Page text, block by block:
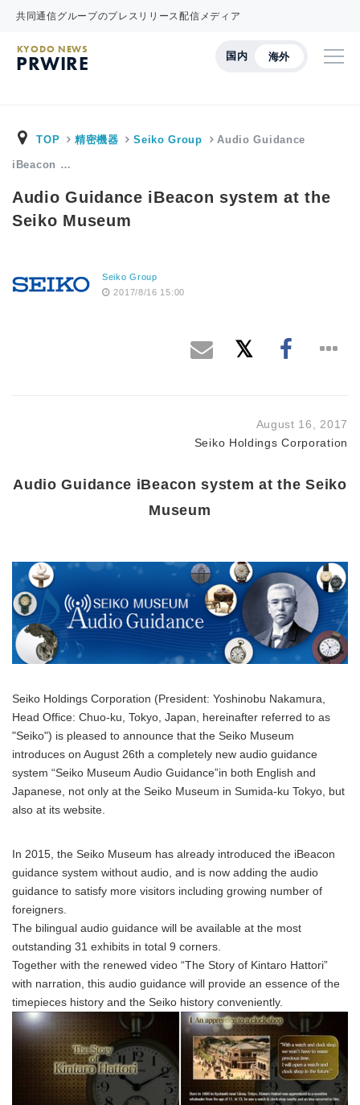
共同通信グループのプレスリリース配信メディア
国内 海外
KYODO NEWS
PRWIRE
TOP 精密機器 Seiko Group Audio Guidance
iBeacon …
Audio Guidance iBeacon system at the
Seiko Museum
Seiko Group
2017/8/16 15:00
August 16, 2017
Seiko Holdings Corporation
Audio Guidance iBeacon system at the Seiko
Museum
Seiko Holdings Corporation (President: Yoshinobu Nakamura,
Head Office: Chuo-ku, Tokyo, Japan, hereinafter referred to as
"Seiko") is pleased to announce that the Seiko Museum
introduces on August 26th a completely new audio guidance
system “Seiko Museum Audio Guidance”in both English and
Japanese, not only at the Seiko Museum in Sumida-ku Tokyo, but
also at its website.
In 2015, the Seiko Museum has already introduced the iBeacon
guidance system without audio, and is now adding the audio
guidance to satisfy more visitors including growing number of
foreigners.
The bilingual audio guidance will be available at the most
outstanding 31 exhibits in total 9 corners.
Together with the renewed video “The Story of Kintaro Hattori”
with narration, this audio guidance will provide an essence of the
timepieces history and the Seiko history conveniently.